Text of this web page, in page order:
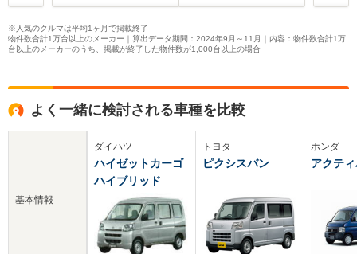
※人気のクルマは平均1ヶ月で掲載終了
物件数合計1万台以上のメーカー｜算出データ期間：2024年9月～11月｜内容：物件数合計1万
台以上のメーカーのうち、掲載が終了した物件数が1,000台以上の場合
よく一緒に検討される車種を比較
基本情報
ダイハツ
ハイゼットカーゴ
ハイブリッド
トヨタ
ピクシスバン
ホンダ
アクテ